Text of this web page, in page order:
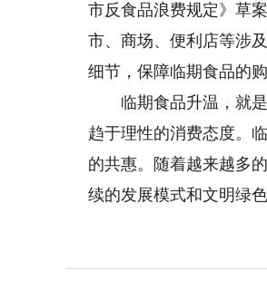
市反食品浪费规定》草
市、商场、便利店等涉
细节，保障临期食品的购
临期食品升温，就是
趋于理性的消费态度。
的共惠。随着越来越多
续的发展模式和文明绿